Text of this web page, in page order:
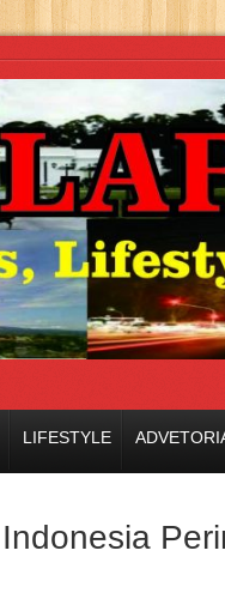
LIFESTYLE